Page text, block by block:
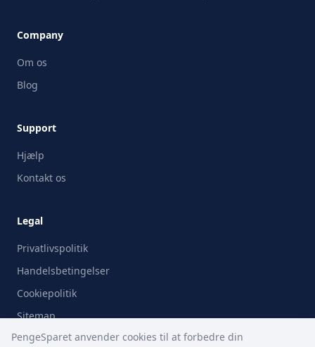
Company
Om os
Blog
Support
Hjælp
Kontakt os
Legal
Privatlivspolitik
Handelsbetingelser
Cookiepolitik
Sitemap
PengeSparet anvender cookies til at forbedre din